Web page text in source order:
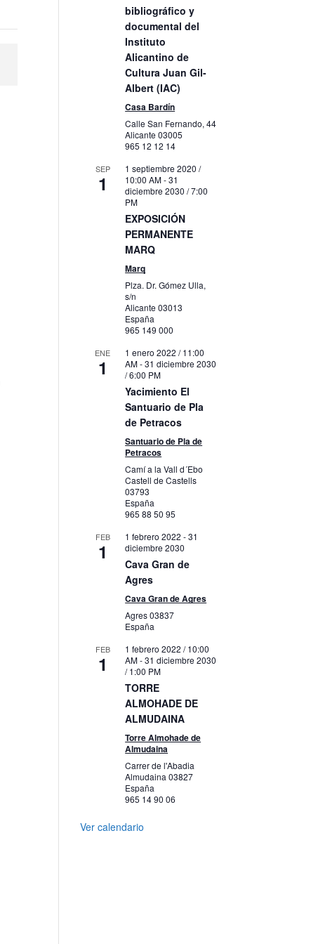
bibliográfico y
documental del
Instituto
Alicantino de
Cultura Juan Gil-
Albert (IAC)
Casa Bardín
Calle San Fernando, 44
Alicante03005
965 12 12 14
SEP
1
1 septiembre 2020 /
10:00 AM-31
diciembre 2030 / 7:00
PM
EXPOSICIÓN
PERMANENTE
MARQ
Marq
Plza. Dr. Gómez Ulla,
s/n
Alicante03013
España
965 149 000
ENE
1
1 enero 2022 / 11:00
AM-31 diciembre 2030
/ 6:00 PM
Yacimiento El
Santuario de Pla
de Petracos
Santuario de Pla de
Petracos
Camí a la Vall d´Ebo
Castell de Castells
03793
España
965 88 50 95
FEB
1
1 febrero 2022 -31
diciembre 2030
Cava Gran de
Agres
Cava Gran de Agres
Agres03837
España
FEB
1
1 febrero 2022 / 10:00
AM-31 diciembre 2030
/ 1:00 PM
TORRE
ALMOHADE DE
ALMUDAINA
Torre Almohade de
Almudaina
Carrer de l'Abadia
Almudaina03827
España
965 14 90 06
Ver calendario